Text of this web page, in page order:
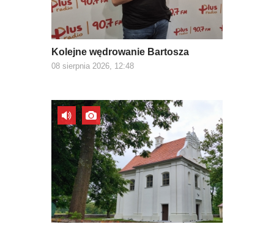
Kolejne wędrowanie Bartosza
08 sierpnia 2026, 12:48